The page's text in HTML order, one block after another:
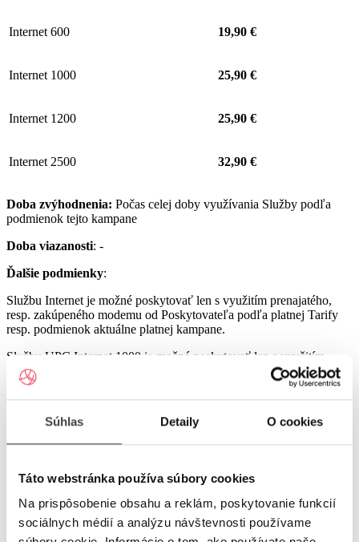
Súhlas Detaily O cookies
Táto webstránka používa súbory cookies
Na prispôsobenie obsahu a reklám, poskytovanie funkcií
sociálnych médií a analýzu návštevnosti používame
Internet 600 19,90 €
Internet 1000 25,90 €
Internet 1200 25,90 €
Internet 2500 32,90 €
Doba zvýhodnenia: Počas celej doby využívania Služby podľa
podmienok tejto kampane
Doba viazanosti: -
Ďalšie podmienky:
Službu Internet je možné poskytovať len s využitím prenajatého,
resp. zakúpeného modemu od Poskytovateľa podľa platnej Tarify
resp. podmienok aktuálne platnej kampane.
Službu UPC Internet 1000 je možné poskytovať len s využitím
prenajatého resp. zakúpeného modemu GIGA ConnectBox
alebo GIGA Connect Box 6 (podľa dostupnosti) od Poskytovateľa
podľa platnej Tarify resp. podmienok aktuálne platnej kampane (len
s odbornou inštaláciou), a to v lokalitách špecifikovaných v Tarife
UPC Internet.
poskytovať len s využitím prenajatého resp. zakúpeného modemu
GIGA Connect Box 6 od Poskytovateľa podľa platnej Tarify resp.
podmienok aktuálne platnej kampane (len s odbornou inštaláciou), a
to v lokalitách špecifikovaných v Tarife UPC Internet.